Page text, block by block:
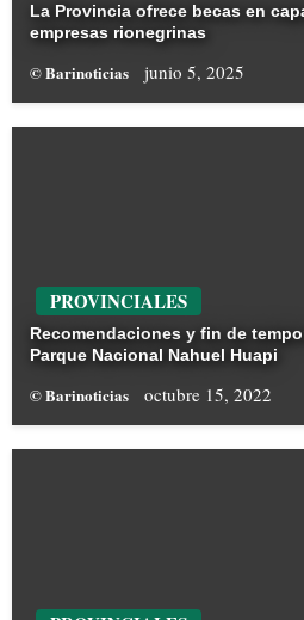
La Provincia ofrece becas en
empresas rionegrinas
© Barinoticias junio 5, 2025
PROVINCIALES
Recomendaciones y fin de
Parque Nacional Nahuel Huapi
© Barinoticias octubre 15, 2022